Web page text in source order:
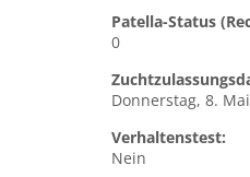
Patella-Status
0
Donnerstag, 8.
Verhaltenstest:
Nein